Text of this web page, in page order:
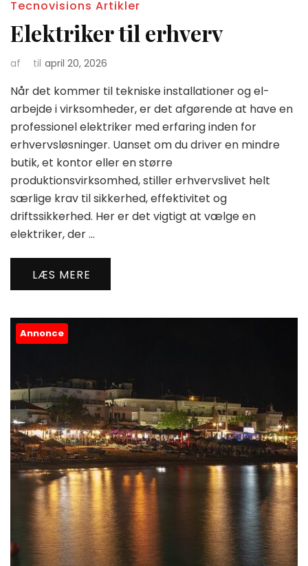
Tecnovisions Artikler
Elektriker til erhverv
af til april 20, 2026
Når det kommer til tekniske installationer og el-
arbejde i virksomheder, er det afgørende at have en
professionel elektriker med erfaring inden for
erhvervsløsninger. Uanset om du driver en mindre
butik, et kontor eller en større
produktionsvirksomhed, stiller erhvervslivet helt
særlige krav til sikkerhed, effektivitet og
driftssikkerhed. Her er det vigtigt at vælge en
elektriker, der …
LÆS MERE
Annonce